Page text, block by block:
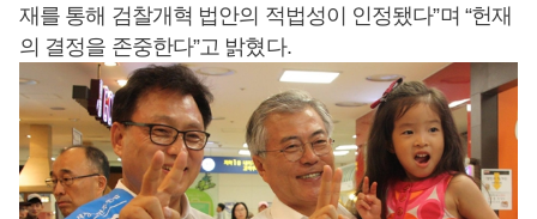
재를 통해 검찰개혁 법안의 적법성이 인정됐다”며 “헌재
의 결정을 존중한다”고 밝혔다.